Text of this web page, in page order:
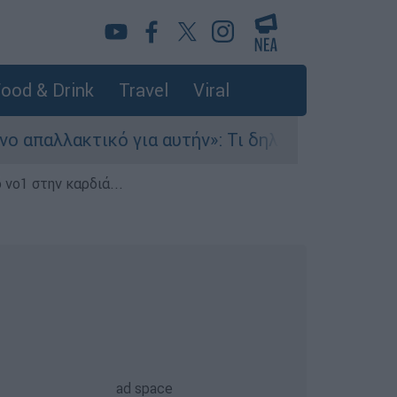
& Drink Travel Viral
για αυτήν»: Τι δηλώνει στο ethnos.gr
στην καρδιά...